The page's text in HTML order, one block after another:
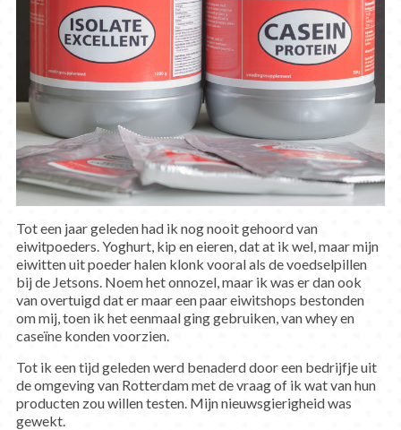
Tot een jaar geleden had ik nog nooit gehoord van
eiwitpoeders. Yoghurt, kip en eieren, dat at ik wel, maar mijn
eiwitten uit poeder halen klonk vooral als de voedselpillen
bij de Jetsons. Noem het onnozel, maar ik was er dan ook
van overtuigd dat er maar een paar eiwitshops bestonden
om mij, toen ik het eenmaal ging gebruiken, van whey en
caseïne konden voorzien.
Tot ik een tijd geleden werd benaderd door een bedrijfje uit
de omgeving van Rotterdam met de vraag of ik wat van hun
producten zou willen testen. Mijn nieuwsgierigheid was
gewekt.